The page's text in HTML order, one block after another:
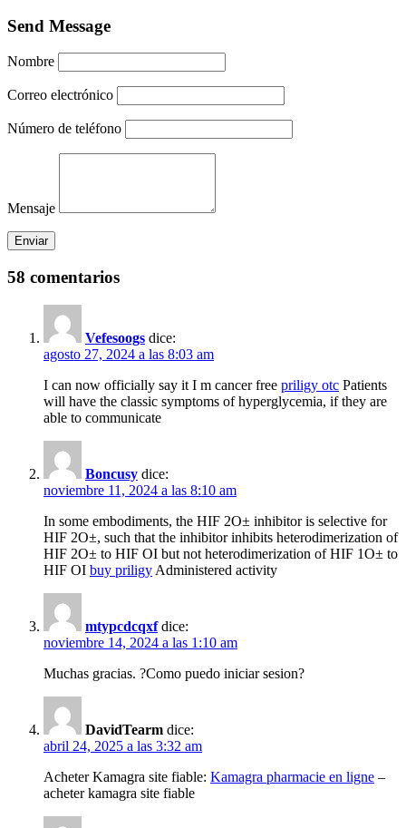
Send Message
Nombre
Correo electrónico
Número de teléfono
Mensaje
58 comentarios
Vefesoogs dice:
agosto 27, 2024 a las 8:03 am
I can now officially say it I m cancer free priligy otc Patients
will have the classic symptoms of hyperglycemia, if they are
able to communicate
Boncusy dice:
noviembre 11, 2024 a las 8:10 am
In some embodiments, the HIF 2О± inhibitor is selective for
HIF 2О±, such that the inhibitor inhibits heterodimerization of
HIF 2О± to HIF ОІ but not heterodimerization of HIF 1О± to
HIF ОІ buy priligy Administered activity
mtypcdcqxf dice:
noviembre 14, 2024 a las 1:10 am
Muchas gracias. ?Como puedo iniciar sesion?
DavidTearm dice:
abril 24, 2025 a las 3:32 am
Acheter Kamagra site fiable: Kamagra pharmacie en ligne –
acheter kamagra site fiable